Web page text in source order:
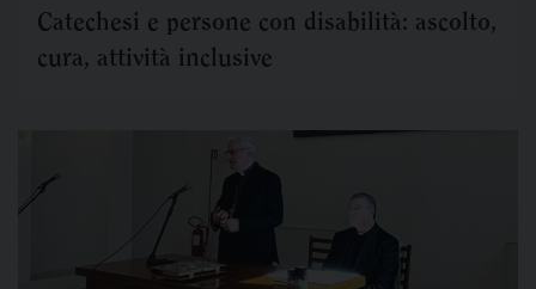
Catechesi e persone con disabilità: ascolto,
cura, attività inclusive